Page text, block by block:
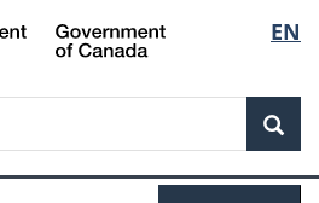
Passer
au
Passer
à
du
Passer
à
simplifiée
de
la
EN